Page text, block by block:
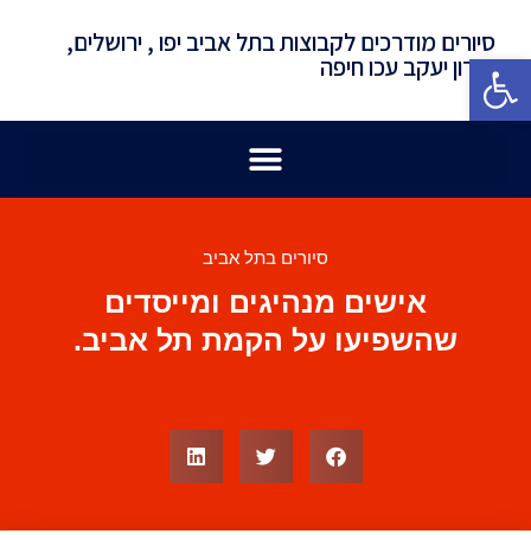
פתח סרגל נגישות
סיורים מודרכים לקבוצות בתל אביב יפו , ירושלים,
זכרון יעקב עכו חיפה
סיורים בתל אביב
אישים מנהיגים ומייסדים
שהשפיעו על הקמת תל אביב.